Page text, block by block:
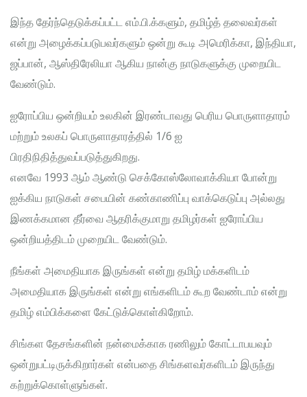
இந்த தேர்ந்தெடுக்கப்பட்ட எம்.பி.க்களும், தமிழ்த் தலைவர்கள்
என்று அழைக்கப்படுபவர்களும் ஒன்று கூடி அமெரிக்கா, இந்தியா,
ஜப்பான், ஆஸ்திரேலியா ஆகிய நான்கு நாடுகளுக்கு முறையிட
வேண்டும்.
ஐரோப்பிய ஒன்றியம் உலகின் இரண்டாவது பெரிய பொருளாதாரம்
மற்றும் உலகப் பொருளாதாரத்தில் 1/6 ஐ
பிரதிநிதித்துவப்படுத்துகிறது.
எனவே 1993 ஆம் ஆண்டு செக்கோஸ்லோவாக்கியா போன்று
ஐக்கிய நாடுகள் சபையின் கண்காணிப்பு வாக்கெடுப்பு அல்லது
இணக்கமான தீர்வை ஆதரிக்குமாறு தமிழர்கள் ஐரோப்பிய
ஒன்றியத்திடம் முறையிட வேண்டும்.
நீங்கள் அமைதியாக இருங்கள் என்று தமிழ் மக்களிடம்
அமைதியாக இருங்கள் என்று எங்களிடம் கூற வேண்டாம் என்று
தமிழ் எம்பிக்களை கேட்டுக்கொள்கிறோம்.
சிங்கள தேசங்களின் நன்மைக்காக ரணிலும் கோட்டாபயவும்
ஒன்றுபட்டிருக்கிறார்கள் என்பதை சிங்களவர்களிடம் இருந்து
கற்றுக்கொள்ளுங்கள்.